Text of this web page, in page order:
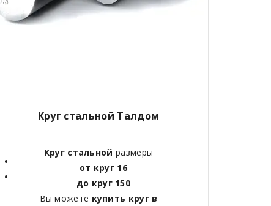
Круг стальной Талдом
Круг стальной размеры
от круг 16
до круг 150
Вы можете купить круг в